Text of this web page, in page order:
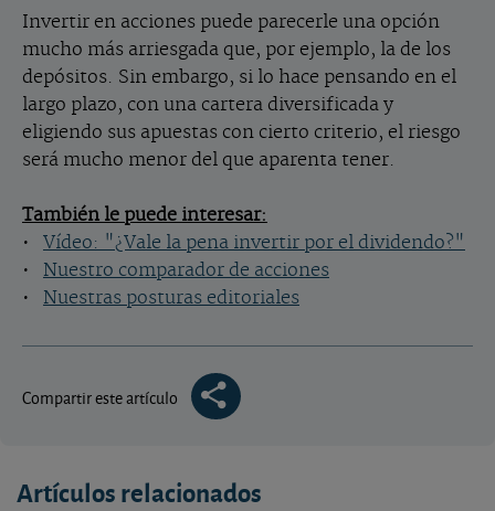
Invertir en acciones puede parecerle una opción
mucho más arriesgada que, por ejemplo, la de los
depósitos. Sin embargo, si lo hace pensando en el
largo plazo, con una cartera diversificada y
eligiendo sus apuestas con cierto criterio, el riesgo
será mucho menor del que aparenta tener.
También le puede interesar:
• Vídeo: "¿Vale la pena invertir por el dividendo?"
• Nuestro comparador de acciones
• Nuestras posturas editoriales
Compartir este artículo
Artículos relacionados